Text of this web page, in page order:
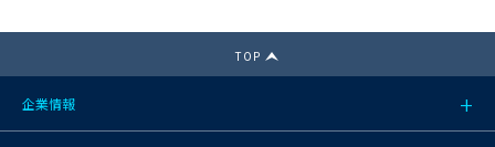
TOP
企業情報